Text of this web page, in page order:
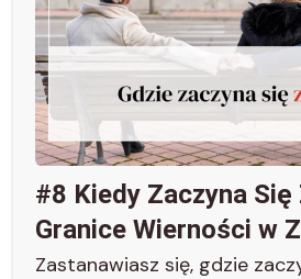
#8 Kiedy Zaczyna Się
Granice Wierności w
Zastanawiasz się, gdzie